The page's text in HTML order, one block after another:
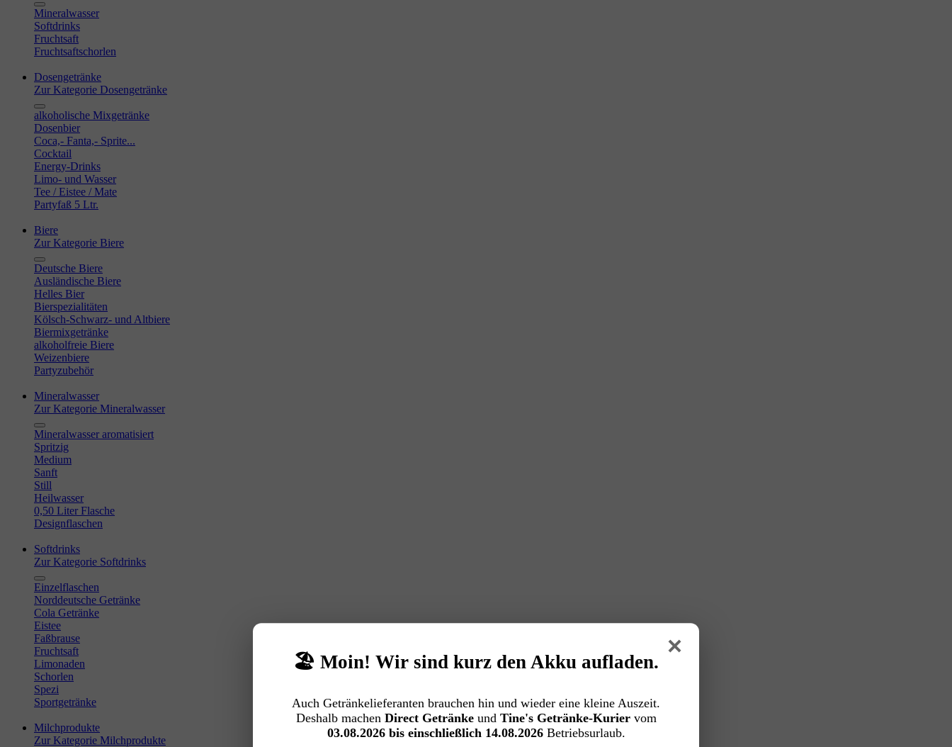
Mineralwasser
Softdrinks
Fruchtsaft
Fruchtsaftschorlen
Dosengetränke
Zur Kategorie Dosengetränke
alkoholische Mixgetränke
Dosenbier
Coca,- Fanta,- Sprite...
Cocktail
Energy-Drinks
Limo- und Wasser
Tee / Eistee / Mate
Partyfaß 5 Ltr.
Biere
Zur Kategorie Biere
Deutsche Biere
Ausländische Biere
Helles Bier
Bierspezialitäten
Kölsch-Schwarz- und Altbiere
Biermixgetränke
alkoholfreie Biere
Weizenbiere
Partyzubehör
Mineralwasser
Zur Kategorie Mineralwasser
Mineralwasser aromatisiert
Spritzig
Medium
Sanft
Still
Heilwasser
0,50 Liter Flasche
Designflaschen
Softdrinks
Zur Kategorie Softdrinks
Einzelflaschen
Norddeutsche Getränke
Cola Getränke
Eistee
Faßbrause
Fruchtsaft
Limonaden
Schorlen
Spezi
Sportgetränke
Milchprodukte
Zur Kategorie Milchprodukte
×
🏖️ Moin! Wir sind kurz den Akku aufladen.
Auch Getränkelieferanten brauchen hin und wieder eine kleine Auszeit.
Deshalb machen Direct Getränkeund Tine's Getränke-Kuriervom
03.08.2026 bis einschließlich 14.08.2026Betriebsurlaub.